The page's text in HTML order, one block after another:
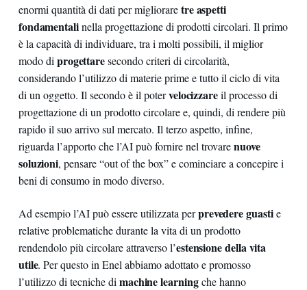
enormi quantità di dati per miglioraretre aspetti
fondamentalinella progettazione di prodotti circolari. Il primo
è la capacità di individuare, tra i molti possibili, il miglior
modo di progettaresecondo criteri di circolarità,
considerando l’utilizzo di materie prime e tutto il ciclo di vita
di un oggetto. Il secondo è il potervelocizzareil processo di
progettazione di un prodotto circolare e, quindi, di rendere più
rapido il suo arrivo sul mercato. Il terzo aspetto, infine,
riguarda l’apporto che l’AI può fornire nel trovarenuove
soluzioni, pensare “out of the box” e cominciare a concepire i
beni di consumo in modo diverso.
Ad esempio l’AI può essere utilizzata perprevedere guastie
relative problematiche durante la vita di un prodotto
rendendolo più circolare attraverso l’estensione della vita
utile. Per questo in Enel abbiamo adottato e promosso
l’utilizzo di tecniche di machine learningche hanno